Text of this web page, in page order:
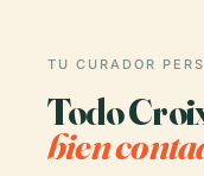
TU CURADOR
Todo
bien